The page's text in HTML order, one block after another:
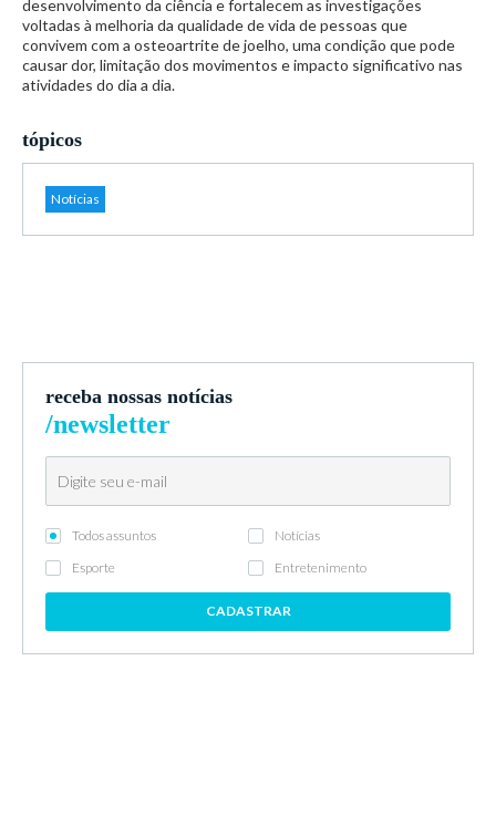
desenvolvimento da ciência e fortalecem as investigações
voltadas à melhoria da qualidade de vida de pessoas que
convivem com a osteoartrite de joelho, uma condição que pode
causar dor, limitação dos movimentos e impacto significativo nas
atividades do dia a dia.
tópicos
Notícias
receba nossas notícias
/newsletter
Todos assuntos
Notícias
Esporte
Entretenimento
CADASTRAR